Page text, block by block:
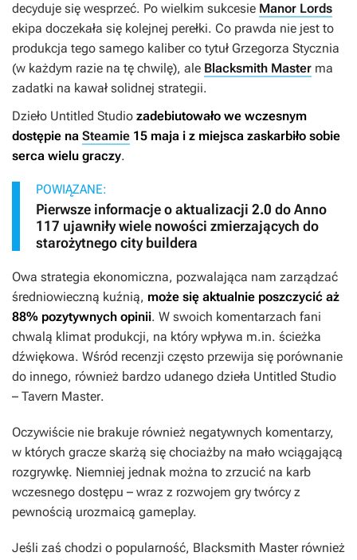
decyduje się wesprzeć. Po wielkim sukcesie Manor Lords
ekipa doczekała się kolejnej perełki. Co prawda nie jest to
produkcja tego samego kaliber co tytuł Grzegorza Stycznia
(w każdym razie na tę chwilę), ale Blacksmith Master ma
zadatki na kawał solidnej strategii.
Dzieło Untitled Studio zadebiutowało we wczesnym
dostępie na Steamie 15 maja i z miejsca zaskarbiło sobie
serca wielu graczy.
POWIĄZANE:
Pierwsze informacje o aktualizacji 2.0 do Anno
117 ujawniły wiele nowości zmierzających do
starożytnego city buildera
Owa strategia ekonomiczna, pozwalająca nam zarządzać
średniowieczną kuźnią, może się aktualnie poszczycić aż
88% pozytywnych opinii. W swoich komentarzach fani
chwalą klimat produkcji, na który wpływa m.in. ścieżka
dźwiękowa. Wśród recenzji często przewija się porównanie
do innego, również bardzo udanego dzieła Untitled Studio
– Tavern Master.
Oczywiście nie brakuje również negatywnych komentarzy,
w których gracze skarżą się chociażby na mało wciągającą
rozgrywkę. Niemniej jednak można to zrzucić na karb
wczesnego dostępu – wraz z rozwojem gry twórcy z
pewnością urozmaicą gameplay.
Jeśli zaś chodzi o popularność, Blacksmith Masterrównież